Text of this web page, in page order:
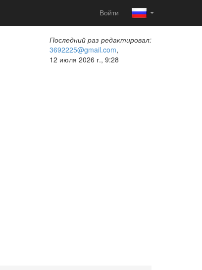
Войти
Последний раз редактировал:
3692225@gmail.com,
12 июля 2026 г., 9:28